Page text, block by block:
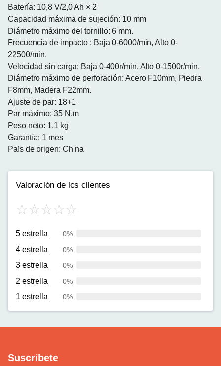
Batería: 10,8 V/2,0 Ah × 2
Capacidad máxima de sujeción: 10 mm
Diámetro máximo del tornillo: 6 mm.
Frecuencia de impacto : Baja 0-6000/min, Alto 0-
22500/min.
Velocidad sin carga: Baja 0-400r/min, Alto 0-1500r/min.
Diámetro máximo de perforación: Acero F10mm, Piedra
F8mm, Madera F22mm.
Ajuste de par: 18+1
Par máximo: 35 N.m
Peso neto: 1.1 kg
Garantía: 1 mes
País de origen: China
Valoración de los clientes
5 estrella 0%
4 estrella 0%
3 estrella 0%
2 estrella 0%
1 estrella 0%
Suscríbete